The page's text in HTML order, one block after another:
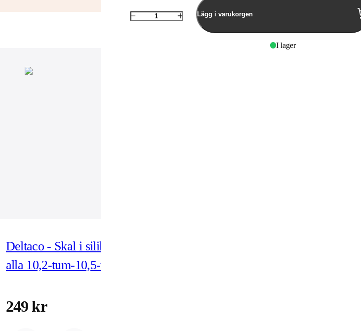
Deltaco - Skal i silikon för
alla 10,2-tum-10,5-tum
249 kr
Antal
Lägg i varukorgen
I lager